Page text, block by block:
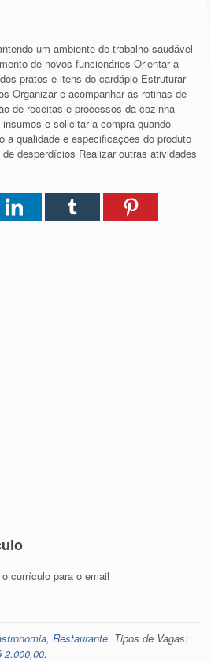
um ambiente de trabalho saudável
de novos funcionários Orientar a
pratos e itens do cardápio Estruturar
Organizar e acompanhar as rotinas de
de receitas e processos da cozinha
e solicitar a compra quando
a qualidade e especificações do produto
desperdícios Realizar outras atividades
currículo para o email
Restaurante. Tipos de Vagas:
2.000,00.